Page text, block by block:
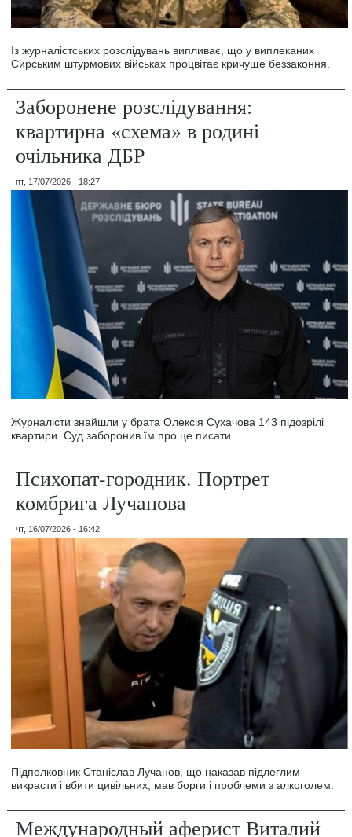
Із журналістських розслідувань випливає, що у виплеканих
Сирським штурмових військах процвітає кричуще беззаконня.
Заборонене розслідування:
квартирна «схема» в родині
очільника ДБР
пт, 17/07/2026 - 18:27
Журналісти знайшли у брата Олексія Сухачова 143 підозрілі
квартири. Суд заборонив їм про це писати.
Психопат-городник. Портрет
комбрига Лучанова
чт, 16/07/2026 - 16:42
Підполковник Станіслав Лучанов, що наказав підлеглим
викрасти і вбити цивільних, мав борги і проблеми з алкоголем.
Международный аферист Виталий